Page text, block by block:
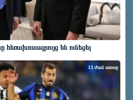
են ունեցել
13 ժամ առաջ